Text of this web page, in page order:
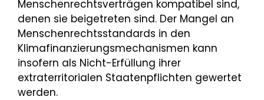
Menschenrechtsverträgen kompatibel sind,
denen sie beigetreten sind. Der Mangel an
Menschenrechtsstandards in den
Klimafinanzierungsmechanismen kann
insofern als Nicht-Erfüllung ihrer
extraterritorialen Staatenpflichten gewertet
werden.